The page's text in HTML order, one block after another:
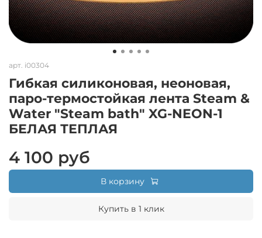
арт. i00304
Гибкая силиконовая, неоновая,
паро-термостойкая лента Steam &
Water "Steam bath" XG-NEON-1
БЕЛАЯ ТЕПЛАЯ
4 100 руб
В корзину
Купить в 1 клик